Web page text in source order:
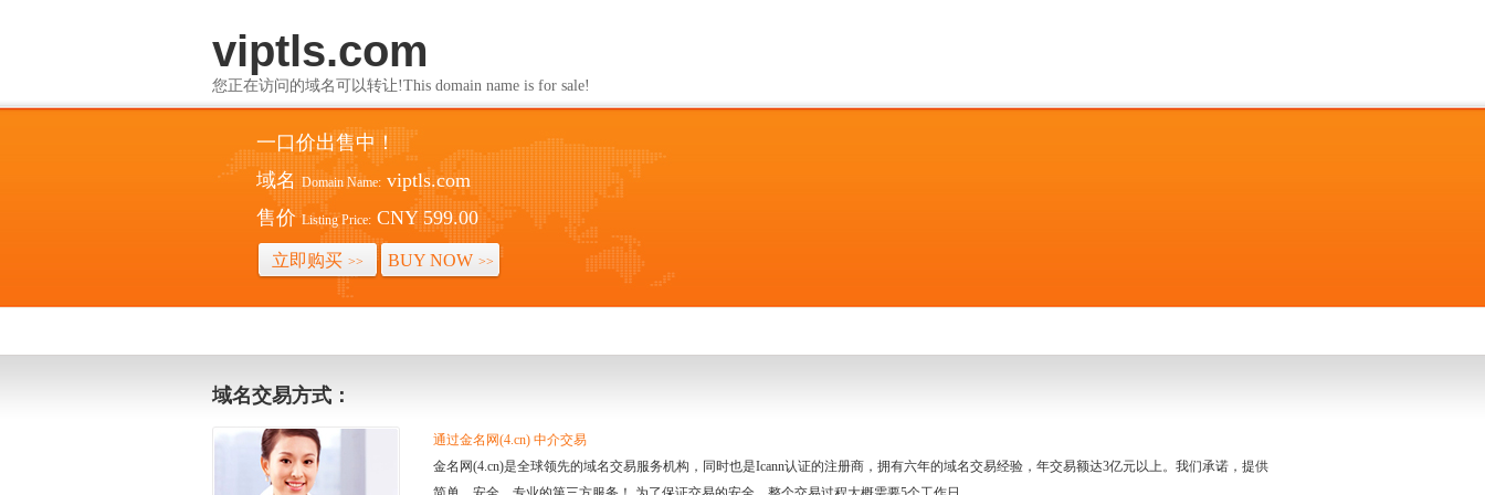
viptls.com
您正在访问的域名可以转让!This domain name is for sale!
一口价出售中！
域名 Domain Name: viptls.com
售价 Listing Price: CNY 599.00
立即购买 >> BUY NOW >>
域名交易方式：
通过金名网(4.cn) 中介交易
金名网(4.cn)是全球领先的域名交易服务机构，同时也是Icann认证的注册商，拥有六年的域名交易经验，年交易额达3亿元以上。我们承诺，提供